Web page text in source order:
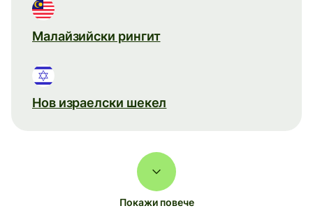
Малайзийски рингит
Нов израелски шекел
Покажи повече